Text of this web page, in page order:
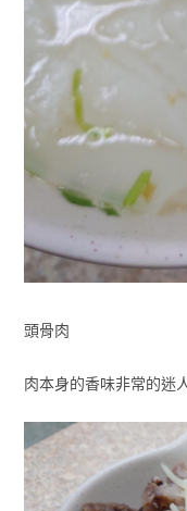
頭骨肉
肉本身的香味非常的迷